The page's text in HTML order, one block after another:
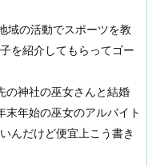
域の活動でスポーツを教
を紹介してもらってゴー
の神社の巫女さんと結婚
末年始の巫女のアルバイト
んだけど便宜上こう書き